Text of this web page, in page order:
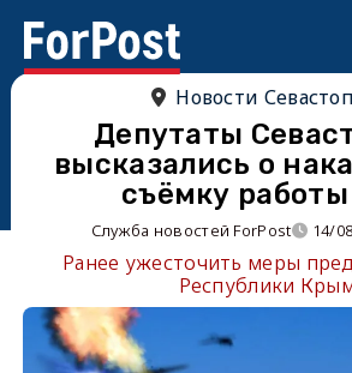
Новости
Депутаты
высказались о
съёмку
Служба новостей ForPost 14/
Ранее ужесточить меры
Республики